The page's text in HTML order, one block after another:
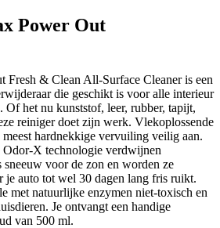
Power Out
Fresh & Clean All-Surface Cleaner is een
die geschikt is voor alle interieur
Of het nu kunststof, leer, rubber, tapijt,
reiniger doet zijn werk. Vlekoplossende
hardnekkige vervuiling veilig aan.
Odor-X technologie verdwijnen
sneeuw voor de zon en worden ze
je auto tot wel 30 dagen lang fris ruikt.
met natuurlijke enzymen niet-toxisch en
Je ontvangt een handige
van 500 ml.